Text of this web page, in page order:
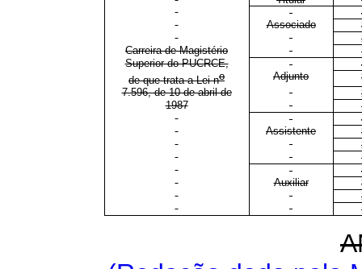
Associado
Carreira de Magistério
Superior do PUCRCE,
de que trata a Lei no Adjunto
7.596, de 10 de abril de
1987
Assistente
Auxiliar